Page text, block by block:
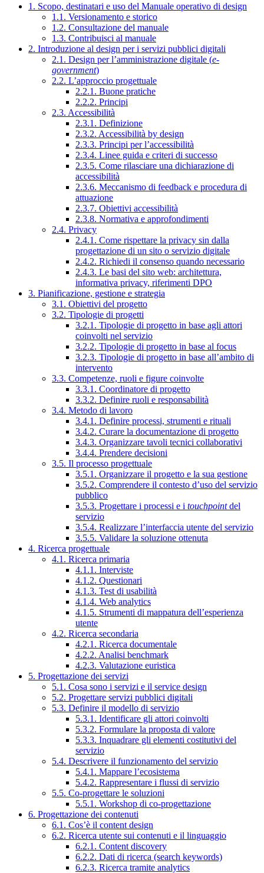
1. Scopo, destinatari e uso del Manuale operativo di design
1.1. Versionamento e storico
1.2. Consultazione del manuale
1.3. Contribuisci al manuale
2. Introduzione al design per i servizi pubblici digitali
2.1. Design per l’amministrazione digitale (e-
government)
2.2. L’approccio progettuale
2.2.1. Buone pratiche
2.2.2. Principi
2.3. Accessibilità
2.3.1. Definizione
2.3.2. Accessibilità by design
2.3.3. Principi per l’accessibilità
2.3.4. Linee guida e criteri di successo
2.3.5. Come rilasciare una dichiarazione di
accessibilità
2.3.6. Meccanismo di feedback e procedura di
attuazione
2.3.7. Obiettivi accessibilità
2.3.8. Normativa e approfondimenti
2.4. Privacy
2.4.1. Come rispettare la privacy sin dalla
progettazione di un sito o servizio digitale
2.4.2. Richiedi il consenso quando necessario
2.4.3. Le basi del sito web: architettura,
informativa privacy, riferimenti DPO
3. Pianificazione, gestione e strategia
3.1. Obiettivi del progetto
3.2. Tipologie di progetti
3.2.1. Tipologie di progetto in base agli attori
coinvolti nel servizio
3.2.2. Tipologie di progetto in base al focus
3.2.3. Tipologie di progetto in base all’ambito di
intervento
3.3. Competenze, ruoli e figure coinvolte
3.3.1. Coordinatore di progetto
3.3.2. Definire ruoli e responsabilità
3.4. Metodo di lavoro
3.4.1. Definire processi, strumenti e rituali
3.4.2. Curare la documentazione di progetto
3.4.3. Organizzare tavoli tecnici collaborativi
3.4.4. Prendere decisioni
3.5. Il processo progettuale
3.5.1. Organizzare il progetto e la sua gestione
3.5.2. Comprendere il contesto d’uso del servizio
pubblico
3.5.3. Progettare i processi e i touchpointdel
servizio
3.5.4. Realizzare l’interfaccia utente del servizio
3.5.5. Validare la soluzione ottenuta
4. Ricerca progettuale
4.1. Ricerca primaria
4.1.1. Interviste
4.1.2. Questionari
4.1.3. Test di usabilità
4.1.4. Web analytics
4.1.5. Strumenti di mappatura dell’esperienza
utente
4.2. Ricerca secondaria
4.2.1. Ricerca documentale
4.2.2. Analisi benchmark
4.2.3. Valutazione euristica
5. Progettazione dei servizi
5.1. Cosa sono i servizi e il service design
5.2. Progettare servizi pubblici digitali
5.3. Definire il modello di servizio
5.3.1. Identificare gli attori coinvolti
5.3.2. Formulare la proposta di valore
5.3.3. Inquadrare gli elementi costitutivi del
servizio
5.4. Descrivere il funzionamento del servizio
5.4.1. Mappare l’ecosistema
5.4.2. Rappresentare i flussi di servizio
5.5. Co-progettare le soluzioni
5.5.1. Workshop di co-progettazione
6. Progettazione dei contenuti
6.1. Cos’è il content design
6.2. Ricerca utente sui contenuti e il linguaggio
6.2.1. Content discovery
6.2.2. Dati di ricerca (search keywords)
6.2.3. Ricerca tramite analytics